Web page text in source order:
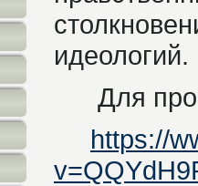
Для
https://